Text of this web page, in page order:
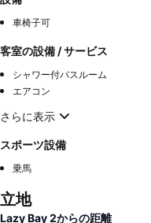
車椅子可
客室の設備 / サービス
シャワー付バスルーム
エアコン
さらに表示
スポーツ設備
乗馬
立地
Lazy Bay 2からの距離